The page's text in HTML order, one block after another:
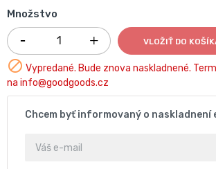
Množstvo
VLOŽIŤ DO
 Vypredané. Bude znova naskladnené.
na info@goodgoods.cz
Chcem byť informovaný o naskladnení